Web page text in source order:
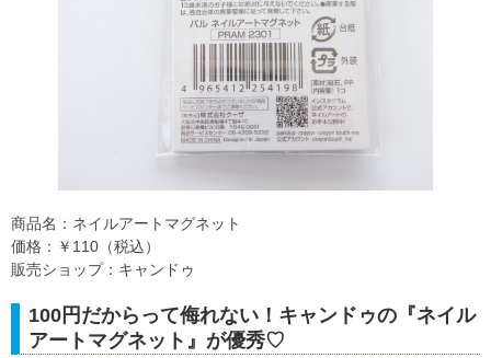
商品名：ネイルアートマグネット
価格：￥110（税込）
販売ショップ：キャンドゥ
100円だからって侮れない！キャンドゥの『ネイル
アートマグネット』が優秀♡